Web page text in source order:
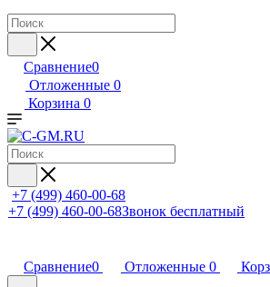
Сравнение0
Отложенные 0
Корзина 0
+7 (499) 460-00-68
+7 (499) 460-00-68Звонок бесплатный
Сравнение0 Отложенные 0